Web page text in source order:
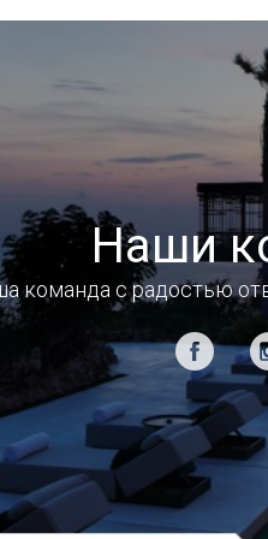
Наши
команда с радостью